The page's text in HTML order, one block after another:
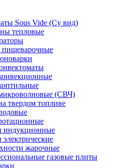
Sous Vide (Су вид)
тепловые
(СВЧ)
твердом топливе
индукционные
жарочные
газовые плиты